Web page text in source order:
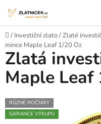
Domů
/ Investiční zlato/Zlaté
mince Maple Leaf 1/20 Oz
Zlatá
Maple Leaf
RŮZNÉ ROČNÍKY
GARANCE VÝKUPU